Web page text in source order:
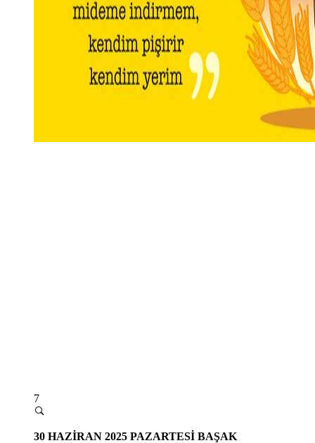
7
30 HAZİRAN 2025 PAZARTESİ BAŞAK